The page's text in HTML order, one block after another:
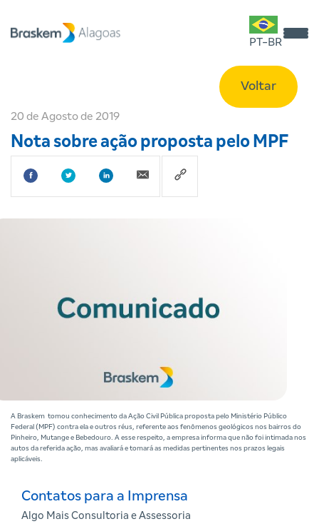
PT-BR
Voltar
20 de Agosto de 2019
Nota sobre ação proposta pelo MPF
A Braskem tomou conhecimento da Ação Civil Pública proposta pelo Ministério Público
Federal (MPF) contra ela e outros réus, referente aos fenômenos geológicos nos bairros do
Pinheiro, Mutange e Bebedouro. A esse respeito, a empresa informa que não foi intimada nos
autos da referida ação, mas avaliará e tomará as medidas pertinentes nos prazos legais
aplicáveis.
Contatos para a Imprensa
Algo Mais Consultoria e Assessoria